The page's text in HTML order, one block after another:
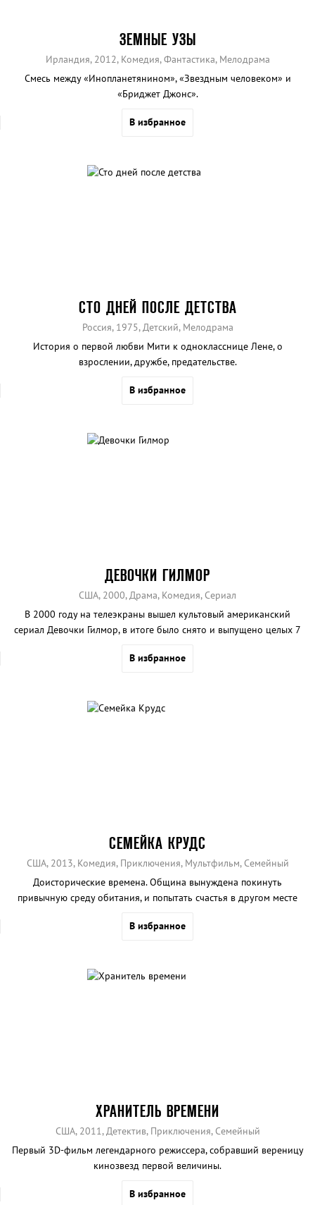
ЗЕМНЫЕ УЗЫ
Ирландия, 2012, Комедия, Фантастика, Мелодрама
Смесь между «Инопланетянином», «Звездным человеком» и
«Бриджет Джонс».
В избранное
СТО ДНЕЙ ПОСЛЕ ДЕТСТВА
Россия, 1975, Детский, Мелодрама
История о первой любви Мити к однокласснице Лене, о
взрослении, дружбе, предательстве.
В избранное
ДЕВОЧКИ ГИЛМОР
США, 2000, Драма, Комедия, Сериал
В 2000 году на телеэкраны вышел культовый американский
сериал Девочки Гилмор, в итоге было снято и выпущено целых 7
В избранное
СЕМЕЙКА КРУДС
США, 2013, Комедия, Приключения, Мультфильм, Семейный
Доисторические времена. Община вынуждена покинуть
привычную среду обитания, и попытать счастья в другом месте
В избранное
ХРАНИТЕЛЬ ВРЕМЕНИ
США, 2011, Детектив, Приключения, Семейный
Первый 3D-фильм легендарного режиссера, собравший вереницу
кинозвезд первой величины.
В избранное